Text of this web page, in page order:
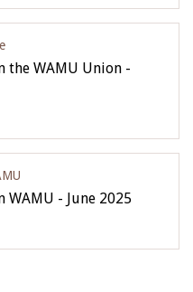
the WAMU Union -
WAMU - June 2025